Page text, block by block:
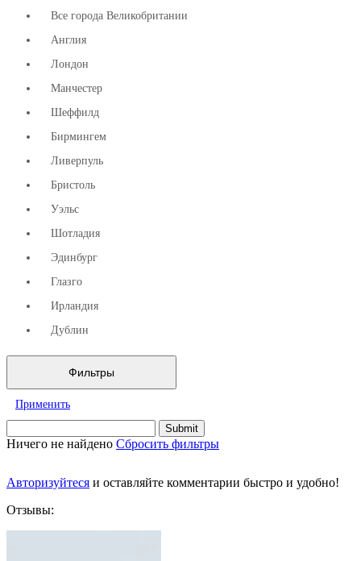
Все города Великобритании
Англия
Лондон
Манчестер
Шеффилд
Бирмингем
Ливерпуль
Бристоль
Уэльс
Шотладия
Эдинбург
Глазго
Ирландия
Дублин
Фильтры
Применить
Ничего не найдено Сбросить фильтры
Авторизуйтеся и оставляйте комментарии быстро и удобно!
Отзывы: